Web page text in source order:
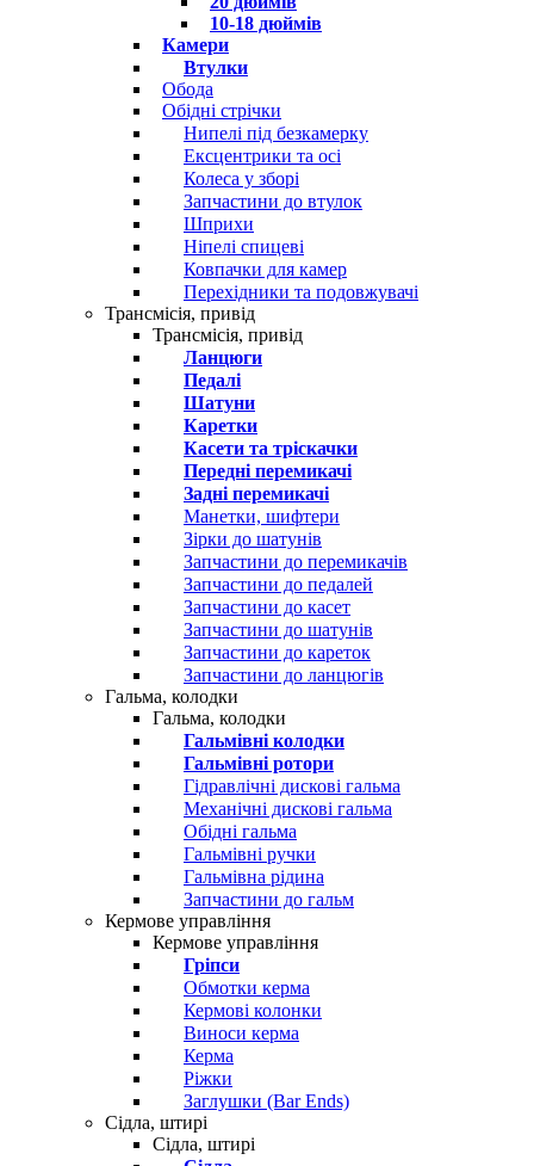
10-18 дюймів
Камери
Втулки
Обода
Обідні стрічки
Нипелі під безкамерку
Ексцентрики та осі
Колеса у зборі
Запчастини до втулок
Шприхи
Ніпелі спицеві
Ковпачки для камер
Перехідники та подовжувачі
Трансмісія, привід
Трансмісія, привід
Ланцюги
Педалі
Шатуни
Каретки
Касети та тріскачки
Передні перемикачі
Задні перемикачі
Манетки, шифтери
Зірки до шатунів
Запчастини до перемикачів
Запчастини до педалей
Запчастини до касет
Запчастини до шатунів
Запчастини до кареток
Запчастини до ланцюгів
Гальма, колодки
Гальма, колодки
Гальмівні колодки
Гальмівні ротори
Гідравлічні дискові гальма
Механічні дискові гальма
Обідні гальма
Гальмівні ручки
Гальмівна рідина
Запчастини до гальм
Кермове управління
Кермове управління
Гріпси
Обмотки керма
Кермові колонки
Виноси керма
Керма
Ріжки
Заглушки (Bar Ends)
Сідла, штирі
Сідла, штирі